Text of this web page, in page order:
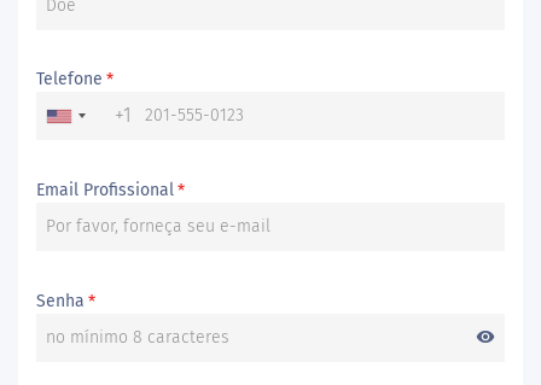
Telefone *
+1
Email Profissional*
Senha *
visibility